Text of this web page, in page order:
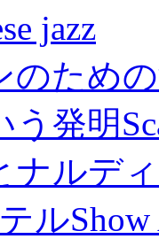
jazz
のため
う発明
ナルデ
ル